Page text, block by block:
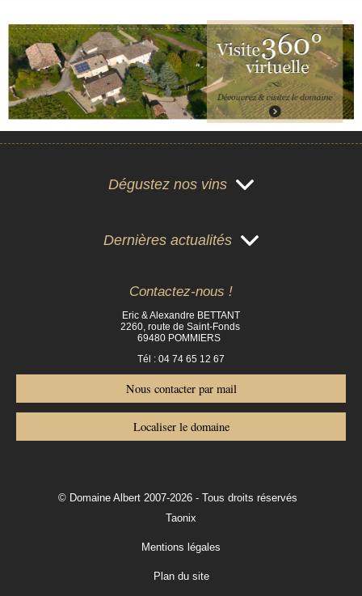
Dégustez nos vins
Dernières actualités
Contactez-nous !
Eric & Alexandre BETTANT
2260, route de Saint-Fonds
69480 POMMIERS
Tél : 04 74 65 12 67
Nous contacter par mail
Localiser le domaine
© Domaine Albert 2007-2026 - Tous droits réservés
Taonix
Mentions légales
Plan du site